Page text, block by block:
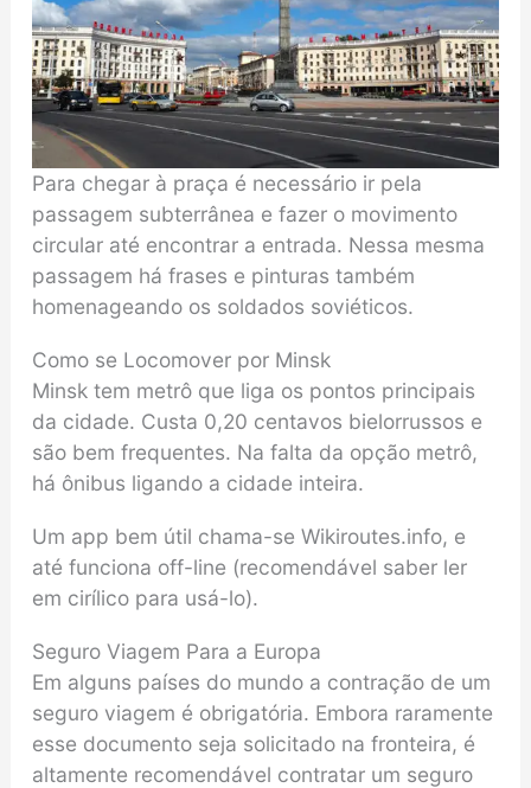
Para chegar à praça é necessário ir pela
passagem subterrânea e fazer o movimento
circular até encontrar a entrada. Nessa mesma
passagem há frases e pinturas também
homenageando os soldados soviéticos.
Como se Locomover por Minsk
Minsk tem metrô que liga os pontos principais
da cidade. Custa 0,20 centavos bielorrussos e
são bem frequentes. Na falta da opção metrô,
há ônibus ligando a cidade inteira.
Um app bem útil chama-se Wikiroutes.info, e
até funciona off-line (recomendável saber ler
em cirílico para usá-lo).
Seguro Viagem Para a Europa
Em alguns países do mundo a contração de um
seguro viagem é obrigatória. Embora raramente
esse documento seja solicitado na fronteira, é
altamente recomendável contratar um seguro